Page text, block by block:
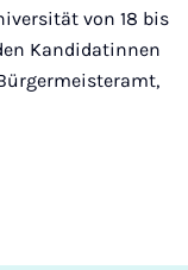
von 18 bis
Kandidatinnen